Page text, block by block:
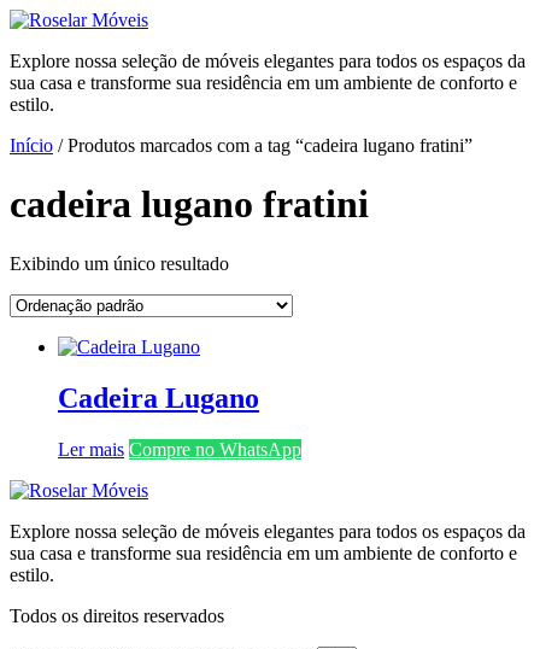
Ir
o
conteúdo
Explore nossa seleção de móveis elegantes para todos os espaços da
sua casa e transforme sua residência em um ambiente de conforto e
estilo.
Início / Produtos marcados com a tag “cadeira lugano fratini”
cadeira lugano fratini
Exibindo um único resultado
Cadeira Lugano
Ler mais Compre no WhatsApp
Explore nossa seleção de móveis elegantes para todos os espaços da
sua casa e transforme sua residência em um ambiente de conforto e
estilo.
Todos os direitos reservados